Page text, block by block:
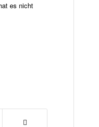
es nicht